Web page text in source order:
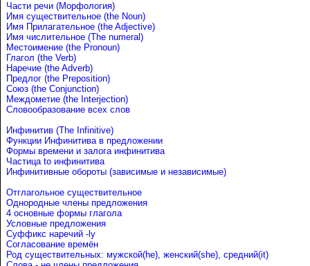
Части речи (Морфология)
Имя существительное (the Noun)
Имя Прилагательное (the Adjective)
Имя числительное (The numeral)
Местоимение (the Pronoun)
Глагол (the Verb)
Наречие (the Adverb)
Предлог (the Preposition)
Союз (the Conjunction)
Междометие (the Interjection)
Словообразование всех слов
Инфинитив (The Infinitive)
Функции Инфинитива в предложении
Формы времени и залога инфинитива
Частица to инфинитива
Инфинитивные обороты (зависимые и независимые)
Отглагольное существительное
Однородные члены предложения
4 основные формы глагола
Условные предложения
Cуффикс наречий -ly
Согласование времён
Род существительных: мужской(he), женский(she), средний(it)